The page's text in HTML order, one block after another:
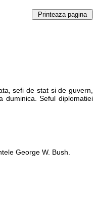
sefi de stat si de guvern,
duminica. Seful diplomatiei
George W. Bush.